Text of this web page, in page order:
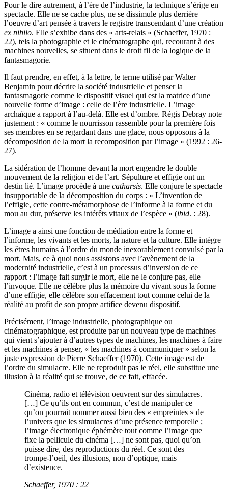
Pour le dire autrement, à l’ère de l’industrie, la technique s’érige en
spectacle. Elle ne se cache plus, ne se dissimule plus derrière
l’oeuvre d’art pensée à travers le registre transcendant d’une création
ex nihilo. Elle s’exhibe dans des « arts-relais » (Schaeffer, 1970 :
22), tels la photographie et le cinématographe qui, recourant à des
machines nouvelles, se situent dans le droit fil de la logique de la
fantasmagorie.
Il faut prendre, en effet, à la lettre, le terme utilisé par Walter
Benjamin pour décrire la société industrielle et penser la
fantasmagorie comme le dispositif visuel qui est la matrice d’une
nouvelle forme d’image : celle de l’ère industrielle. L’image
archaïque a rapport à l’au-delà. Elle est d’ombre. Régis Debray note
justement : « comme le nourrisson rassemble pour la première fois
ses membres en se regardant dans une glace, nous opposons à la
décomposition de la mort la recomposition par l’image » (1992 : 26-
27).
La sidération de l’homme devant la mort engendre le double
mouvement de la religion et de l’art. Sépulture et effigie ont un
destin lié. L’image procède à une catharsis. Elle conjure le spectacle
insupportable de la décomposition du corps : « L’invention de
l’effigie, cette contre-métamorphose de l’informe à la forme et du
mou au dur, préserve les intérêts vitaux de l’espèce » (ibid. : 28).
L’image a ainsi une fonction de médiation entre la forme et
l’informe, les vivants et les morts, la nature et la culture. Elle intègre
les êtres humains à l’ordre du monde inexorablement convulsé par la
mort. Mais, ce à quoi nous assistons avec l’avènement de la
modernité industrielle, c’est à un processus d’inversion de ce
rapport : l’image fait surgir le mort, elle ne le conjure pas, elle
l’invoque. Elle ne célèbre plus la mémoire du vivant sous la forme
d’une effigie, elle célèbre son effacement tout comme celui de la
réalité au profit de son propre artifice devenu dispositif.
Précisément, l’image industrielle, photographique ou
cinématographique, est produite par un nouveau type de machines
qui vient s’ajouter à d’autres types de machines, les machines à faire
et les machines à penser, « les machines à communiquer » selon la
juste expression de Pierre Schaeffer (1970). Cette image est de
l’ordre du simulacre. Elle ne reproduit pas le réel, elle substitue une
illusion à la réalité qui se trouve, de ce fait, effacée.
Cinéma, radio et télévision oeuvrent sur des simulacres.
[…] Ce qu’ils ont en commun, c’est de manipuler ce
qu’on pourrait nommer aussi bien des « empreintes » de
l’univers que les simulacres d’une présence temporelle ;
l’image électronique éphémère tout comme l’image que
fixe la pellicule du cinéma […] ne sont pas, quoi qu’on
puisse dire, des reproductions du réel. Ce sont des
trompe-l’oeil, des illusions, non d’optique, mais
d’existence.
Schaeffer, 1970 : 22